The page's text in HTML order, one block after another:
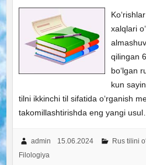
xalqlari
qilingan
bo‘lgan
kun
tilni ikkinchi til sifatida o‘rganish
takomillashtirishda eng yangi usul…
admin 15.06.2024 Rus tilini
Filologiya